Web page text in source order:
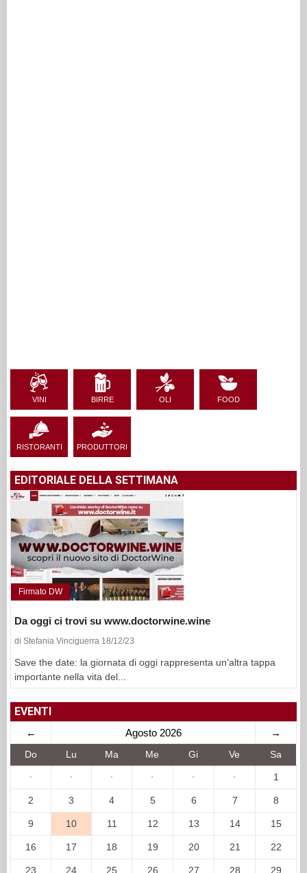
VINI BIRRE OLI FOOD
RISTORANTI PRODUTTORI
EDITORIALE DELLA SETTIMANA
Firmato DW
Da oggi ci trovi su www.doctorwine.wine
di Stefania Vinciguerra 18/12/23
Save the date: la giornata di oggi rappresenta un’altra tappa
importante nella vita del...
EVENTI
← Agosto 2026 →
Do Lu Ma Me Gi Ve Sa
· · · · · · 1
2 3 4 5 6 7 8
9 10 11 12 13 14 15
16 17 18 19 20 21 22
23 24 25 26 27 28 29